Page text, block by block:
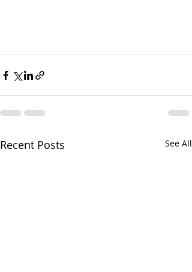
Recent Posts See All